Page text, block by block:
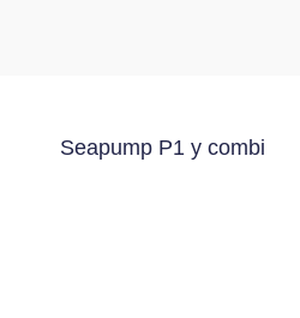
Seapump P1 y combi